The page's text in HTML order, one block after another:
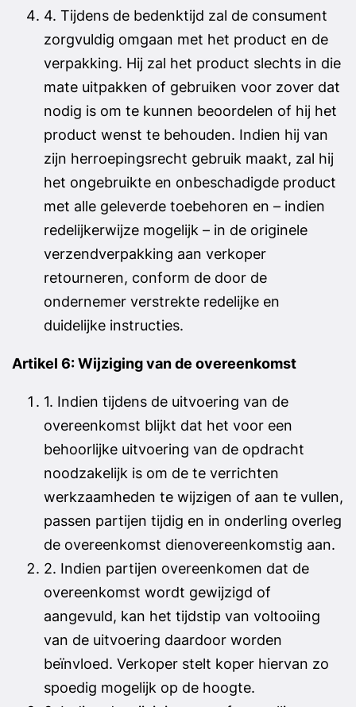
4. Tijdens de bedenktijd zal de consument
zorgvuldig omgaan met het product en de
verpakking. Hij zal het product slechts in die
mate uitpakken of gebruiken voor zover dat
nodig is om te kunnen beoordelen of hij het
product wenst te behouden. Indien hij van
zijn herroepingsrecht gebruik maakt, zal hij
het ongebruikte en onbeschadigde product
met alle geleverde toebehoren en – indien
redelijkerwijze mogelijk – in de originele
verzendverpakking aan verkoper
retourneren, conform de door de
ondernemer verstrekte redelijke en
duidelijke instructies.
Artikel 6: Wijziging van de overeenkomst
1. Indien tijdens de uitvoering van de
overeenkomst blijkt dat het voor een
behoorlijke uitvoering van de opdracht
noodzakelijk is om de te verrichten
werkzaamheden te wijzigen of aan te vullen,
passen partijen tijdig en in onderling overleg
de overeenkomst dienovereenkomstig aan.
2. Indien partijen overeenkomen dat de
overeenkomst wordt gewijzigd of
aangevuld, kan het tijdstip van voltooiing
van de uitvoering daardoor worden
beïnvloed. Verkoper stelt koper hiervan zo
spoedig mogelijk op de hoogte.